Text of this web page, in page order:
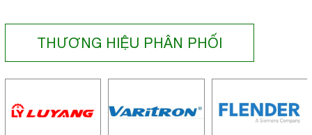
THƯƠNG HIỆU PHÂN PHỐI